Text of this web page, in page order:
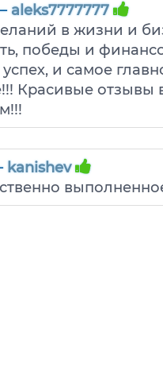
aleks7777777
в жизни и
победы и
и самое
Красивые отзывы
kanishev